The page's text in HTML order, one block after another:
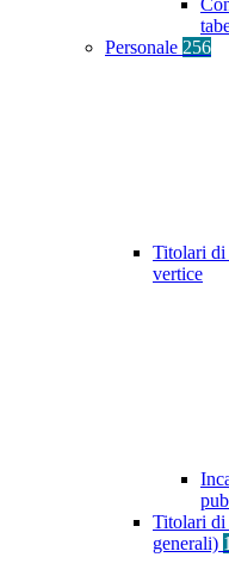
Personale 256
Titolari di
vertice
Titolari di
generali)